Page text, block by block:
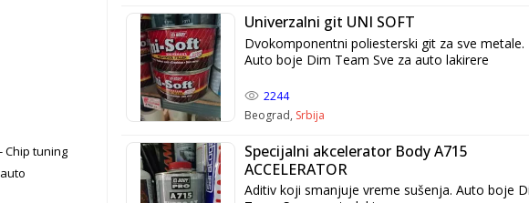
Chip tuning
Univerzalni git UNI SOFT
Dvokomponentni poliesterski git za sve metale.
Auto boje Dim Team Sve za auto lakirere
2244
Beograd, Srbija
Specijalni akcelerator Body A715
ACCELERATOR
Aditiv koji smanjuje vreme sušenja. Auto boje Dim